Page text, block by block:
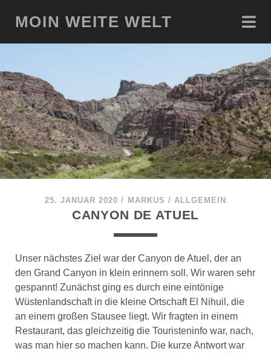
MOIN WEITE WELT
25. JANUAR 2020 / MARKUS / ALLGEMEIN
CANYON DE ATUEL
Unser nächstes Ziel war der Canyon de Atuel, der an
den Grand Canyon in klein erinnern soll. Wir waren sehr
gespannt! Zunächst ging es durch eine eintönige
Wüstenlandschaft in die kleine Ortschaft El Nihuil, die
an einem großen Stausee liegt. Wir fragten in einem
Restaurant, das gleichzeitig die Touristeninfo war, nach,
was man hier so machen kann. Die kurze Antwort war